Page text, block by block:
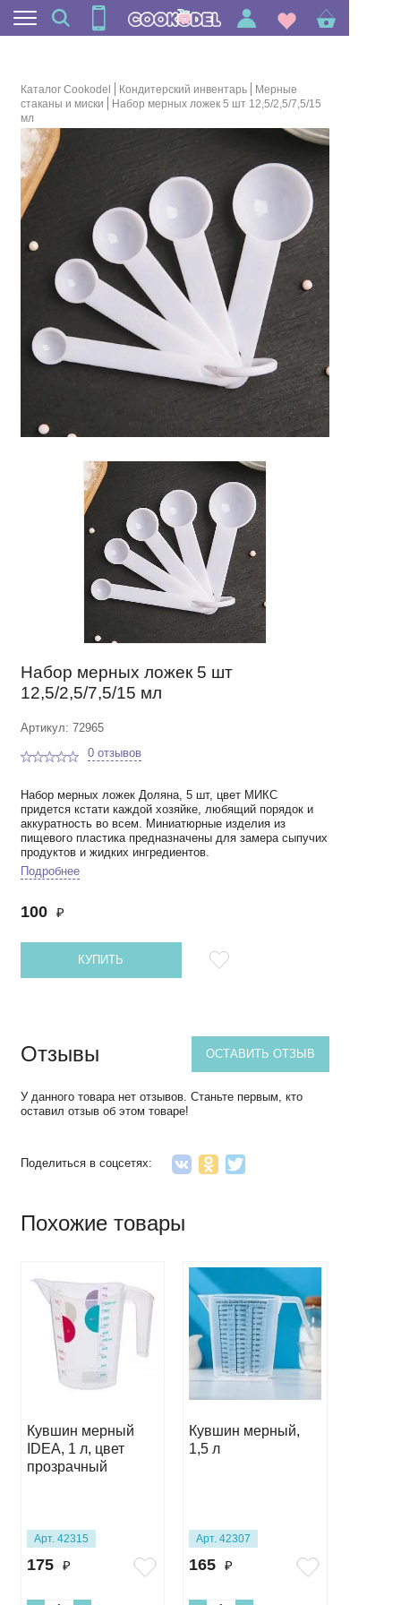
Каталог Cookodel Кондитерский инвентарь
Мерные
стаканы и миски
Набор мерных ложек 5 шт 12,5/2,5/7,5/15
мл
Набор мерных ложек 5 шт
12,5/2,5/7,5/15 мл
Артикул: 72965
0 отзывов
Набор мерных ложек Доляна, 5 шт, цвет МИКС
придется кстати каждой хозяйке, любящий порядок и
аккуратность во всем. Миниатюрные изделия из
пищевого пластика предназначены для замера сыпучих
продуктов и жидких ингредиентов.
Подробнее
100 ₽
КУПИТЬ
Отзывы ОСТАВИТЬ ОТЗЫВ
У данного товара нет отзывов. Станьте первым, кто
оставил отзыв об этом товаре!
Поделиться в соцсетях:
Похожие товары
Кувшин мерный
IDEA, 1 л, цвет
прозрачный
Арт. 42315
175 ₽
Кувшин мерный,
1,5 л
Арт. 42307
165 ₽